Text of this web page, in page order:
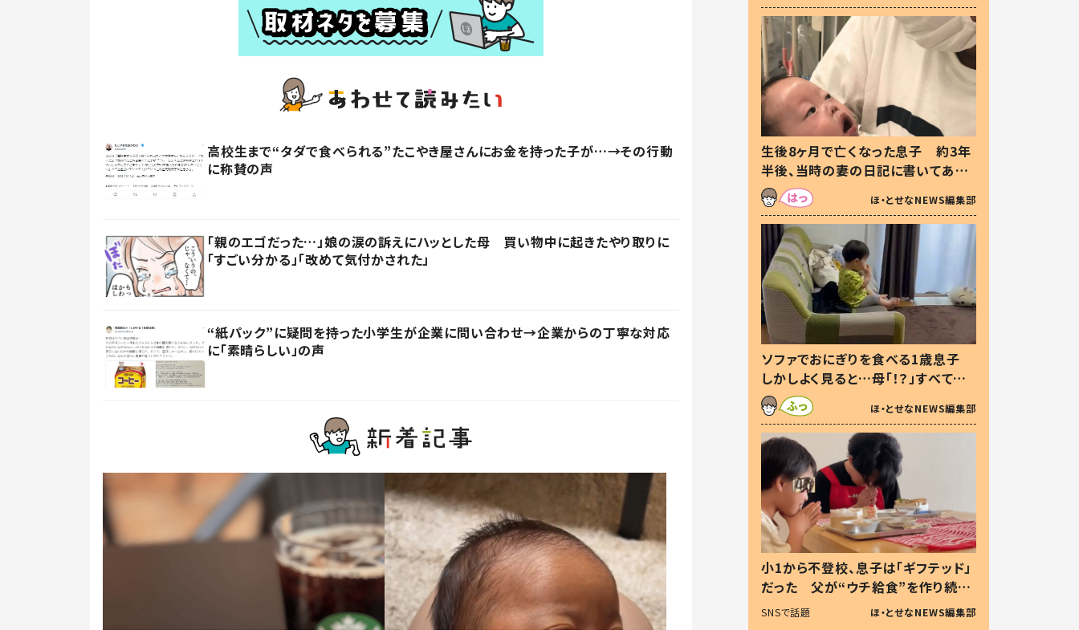
高校生まで“タダで食べられる”たこやき屋さんにお金を持った子が…→その行動
に称賛の声
「親のエゴだった…」娘の涙の訴えにハッとした母 買い物中に起きたやり取りに
「すごい分かる」「改めて気付かされた」
“紙パック”に疑問を持った小学生が企業に問い合わせ→企業からの丁寧な対応
に「素晴らしい」の声
生後8ヶ月で亡くなった息子 約3年
半後、当時の妻の日記に書いてあっ
た本音とは
ほ・とせなNEWS編集部
ソファでおにぎりを食べる1歳息子
しかしよく見ると…母「！？」すべてを
察した母の投稿に「可愛いから許
す！」「現行犯〜」
ほ・とせなNEWS編集部
小1から不登校、息子は「ギフテッド」
だった 父が“ウチ給食”を作り続け
る理由とは #令和の親 #令和の子
SNSで話題 ほ・とせなNEWS編集部